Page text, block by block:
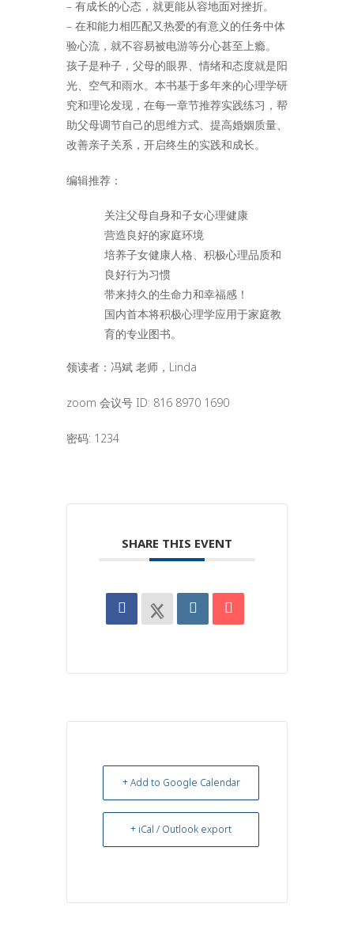
– 有成长的心态，就更能从容地面对挫折。
– 在和能力相匹配又热爱的有意义的任务中体
验心流，就不容易被电游等分心甚至上瘾。
孩子是种子，父母的眼界、情绪和态度就是阳
光、空气和雨水。本书基于多年来的心理学研
究和理论发现，在每一章节推荐实践练习，帮
助父母调节自己的思维方式、提高婚姻质量、
改善亲子关系，开启终生的实践和成长。
编辑推荐：
关注父母自身和子女心理健康
营造良好的家庭环境
培养子女健康人格、积极心理品质和
良好行为习惯
带来持久的生命力和幸福感！
国内首本将积极心理学应用于家庭教
育的专业图书。
领读者：冯斌 老师，Linda
zoom 会议号 ID: 816 8970 1690
密码: 1234
SHARE THIS EVENT
+ Add to Google Calendar
+ iCal / Outlook export